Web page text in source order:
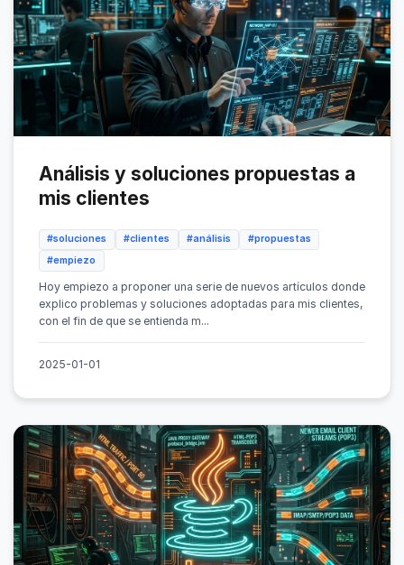
Análisis y soluciones propuestas a
mis clientes
#soluciones #clientes #análisis
#propuestas
#empiezo
Hoy empiezo a proponer una serie de nuevos artículos donde
explico problemas y soluciones adoptadas para mis clientes,
con el fin de que se entienda m...
2025-01-01